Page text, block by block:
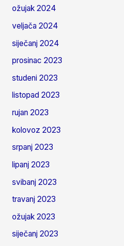
ožujak 2024
veljača 2024
siječanj 2024
prosinac 2023
studeni 2023
listopad 2023
rujan 2023
kolovoz 2023
srpanj 2023
lipanj 2023
svibanj 2023
travanj 2023
ožujak 2023
siječanj 2023